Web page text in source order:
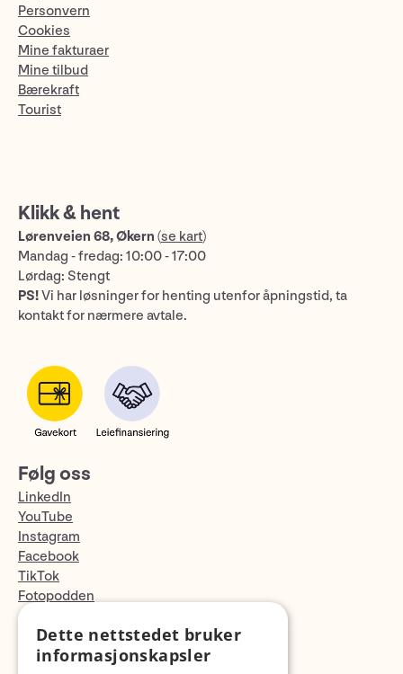
Personvern
Cookies
Mine fakturaer
Mine tilbud
Bærekraft
Tourist
Klikk & hent
Lørenveien 68, Økern (se kart)
Mandag - fredag: 10:00 - 17:00
Lørdag: Stengt
PS!Vi har løsninger for henting utenfor åpningstid, ta
kontakt for nærmere avtale.
Følg oss
LinkedIn
YouTube
Instagram
Facebook
TikTok
Fotopodden
Med forbehold om skrive- og lagerfeil
Dette nettstedet bruker
informasjonskapsler